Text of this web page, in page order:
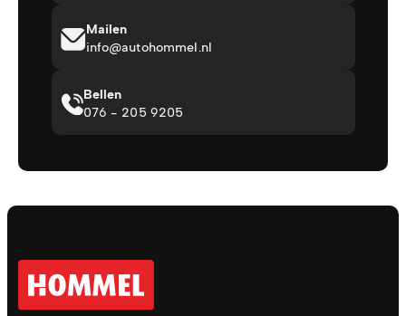
Mailen
info@autohommel.nl
Bellen
076 - 205 9205